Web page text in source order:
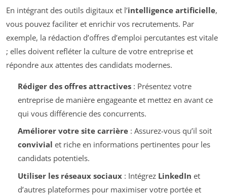
En intégrant des outils digitaux et l’intelligence artificielle,
vous pouvez faciliter et enrichir vos recrutements. Par
exemple, la rédaction d’offres d’emploi percutantes est vitale
; elles doivent refléter la culture de votre entreprise et
répondre aux attentes des candidats modernes.
Rédiger des offres attractives: Présentez votre
entreprise de manière engageante et mettez en avant ce
qui vous différencie des concurrents.
Améliorer votre site carrière: Assurez-vous qu’il soit
convivial et riche en informations pertinentes pour les
candidats potentiels.
Utiliser les réseaux sociaux: Intégrez LinkedIn et
d’autres plateformes pour maximiser votre portée et